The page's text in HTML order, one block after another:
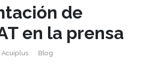
de
en la prensa
Acuiplus Blog